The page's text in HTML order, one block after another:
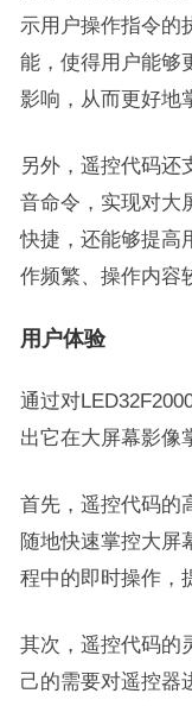
示用户操作指令的
能，使得用户能够
影响，从而更好地
另外，遥控代码还
音命令，实现对大
快捷，还能够提高
作频繁、操作内容
用户体验
通过对
出它在大屏幕影像
首先，遥控代码的
随地快速掌控大屏
程中的即时操作，
其次，遥控代码的
己的需要对遥控器